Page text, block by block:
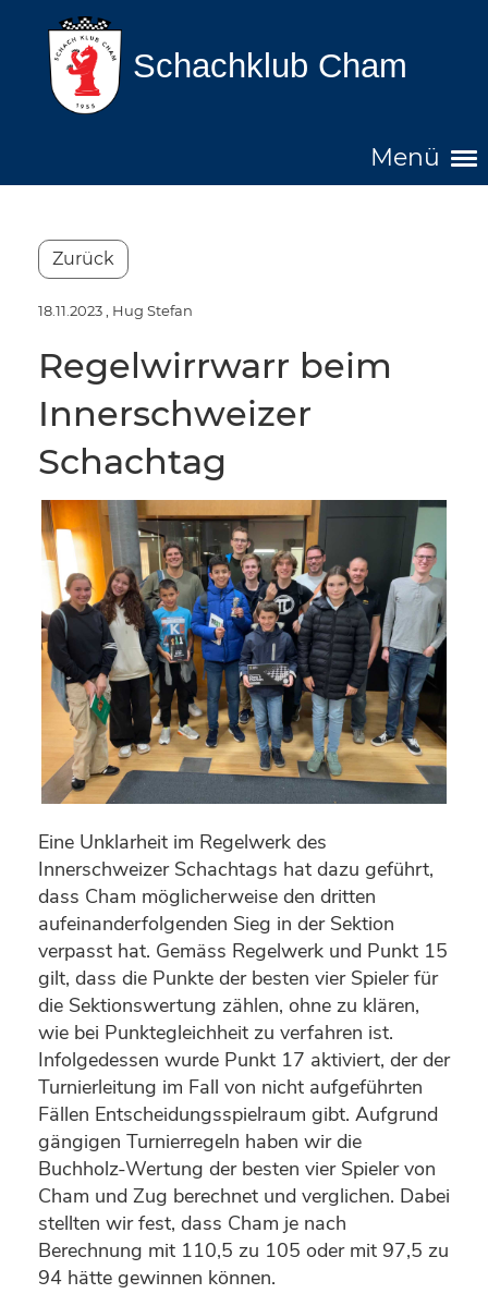
Schachklub Cham
Menü
Zurück
18.11.2023 , Hug Stefan
Regelwirrwarr beim
Innerschweizer
Schachtag
Eine Unklarheit im Regelwerk des
Innerschweizer Schachtags hat dazu geführt,
dass Cham möglicherweise den dritten
aufeinanderfolgenden Sieg in der Sektion
verpasst hat. Gemäss Regelwerk und Punkt 15
gilt, dass die Punkte der besten vier Spieler für
die Sektionswertung zählen, ohne zu klären,
wie bei Punktegleichheit zu verfahren ist.
Infolgedessen wurde Punkt 17 aktiviert, der der
Turnierleitung im Fall von nicht aufgeführten
Fällen Entscheidungsspielraum gibt. Aufgrund
gängigen Turnierregeln haben wir die
Buchholz-Wertung der besten vier Spieler von
Cham und Zug berechnet und verglichen. Dabei
stellten wir fest, dass Cham je nach
Berechnung mit 110,5 zu 105 oder mit 97,5 zu
94 hätte gewinnen können.